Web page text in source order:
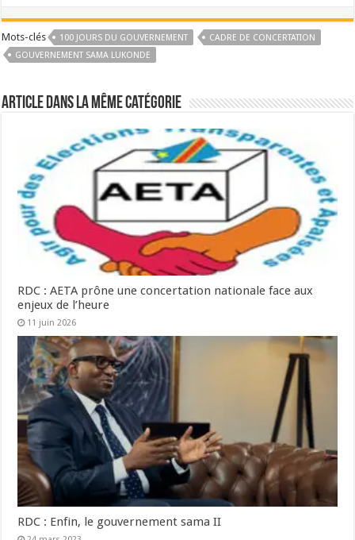
Mots-clés 100 JOURS DU GOUVERNEMENT
CADRE DE CONCERTATION
GOUVERNEMENT SAMA LUKONDE
Article dans la même catégorie
RDC : AETA prône une concertation nationale face aux
enjeux de l’heure
11 juin 2026
RDC : Enfin, le gouvernement sama II